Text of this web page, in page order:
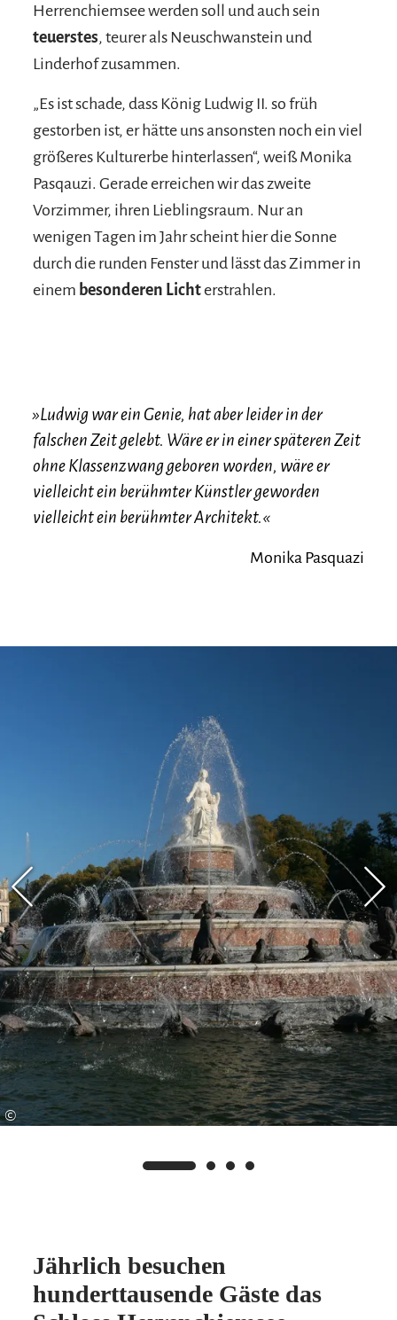
Herrenchiemsee werden soll und auch sein
teuerstes, teurer als Neuschwanstein und
Linderhof zusammen.
„Es ist schade, dass König Ludwig II. so früh
gestorben ist, er hätte uns ansonsten noch ein viel
größeres Kulturerbe hinterlassen“, weiß Monika
Pasqauzi. Gerade erreichen wir das zweite
Vorzimmer, ihren Lieblingsraum. Nur an
wenigen Tagen im Jahr scheint hier die Sonne
durch die runden Fenster und lässt das Zimmer in
einem besonderen Lichterstrahlen.
»Ludwig war ein Genie, hat aber leider in der
falschen Zeit gelebt. Wäre er in einer späteren Zeit
ohne Klassenzwang geboren worden, wäre er
vielleicht ein berühmter Künstler geworden
vielleicht ein berühmter Architekt.«
Monika Pasquazi
©
Jährlich besuchen
hunderttausende Gäste das